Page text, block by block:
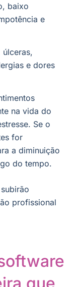
baixo
e
úlceras,
e dores
na vida do
Se o
for
a diminuição
do tempo.
profissional
que